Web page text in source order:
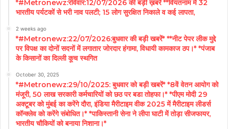
*#Metronewz:रविवार:12/07/2026 की बड़ी ख़बरें **वियतनाम में 32
भारतीय पर्यटकों से भरी नाव पलटी; 15 लोग सुरक्षित निकाले व कई लापता,
2 weeks ago
*#Metronewz:22/07/2026:बुधवार की बड़ी खबरें* **नीट पेपर लीक मुद्दे
पर विपक्ष का दोनों सदनों में लगातार जोरदार हंगामा, विधायी कामकाज ठप।* *पंजाब
के किसानों का दिल्ली कूच स्थगित
October 30, 2025
*#Metronewz:29/10/2025: बुधवार को बड़ी खबरें* *8वें वेतन आयोग को
मंजूरी, 50 लाख सरकारी कर्मचारियों को छठ पर बडा तोहफा।* *पीएम मोदी 29
अक्टूबर को मुंबई का करेंगे दौरा, इंडिया मैरीटाइम वीक 2025 में मैरीटाइम लीडर्स
कॉन्क्लेव को करेंगे संबोधित।* *पाकिस्तानी सेना ने लीपा घाटी में तोड़ा सीजफायर,
भारतीय चौकियों को बनाया निशाना।*